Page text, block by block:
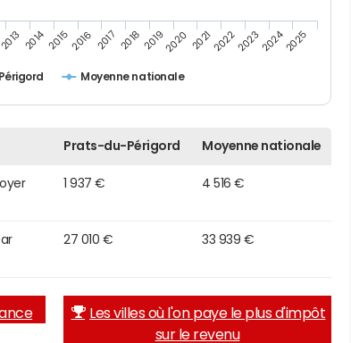
Moyenne nationale
2013 201420152016 2017 201820192020 20212022202320242025
Prats-du-Périgord Moyenne nationale
1 937 € 4 516 €
27 010 € 33 939 €
Les villes où l'on paye le plus d'impôt
sur le revenu